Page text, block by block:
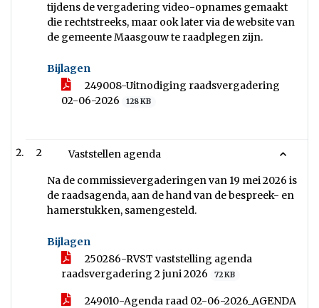
tijdens de vergadering video-opnames gemaakt
die rechtstreeks, maar ook later via de website van
de gemeente Maasgouw te raadplegen zijn.
Bijlagen
249008-Uitnodiging raadsvergadering
02-06-2026
128 KB
2 Vaststellen agenda
Na de commissievergaderingen van 19 mei 2026 is
de raadsagenda, aan de hand van de bespreek- en
hamerstukken, samengesteld.
Bijlagen
250286-RVST vaststelling agenda
raadsvergadering 2 juni 2026
72 KB
249010-Agenda raad 02-06-2026_AGENDA